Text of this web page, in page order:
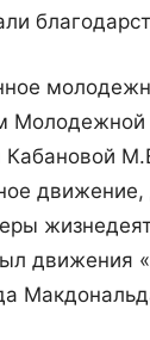
движение,
движения